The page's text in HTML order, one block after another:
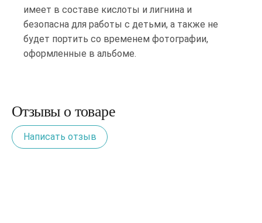
имеет в составе кислоты и лигнина и
безопасна для работы с детьми, а также не
будет портить со временем фотографии,
оформленные в альбоме.
Отзывы о товаре
Написать отзыв